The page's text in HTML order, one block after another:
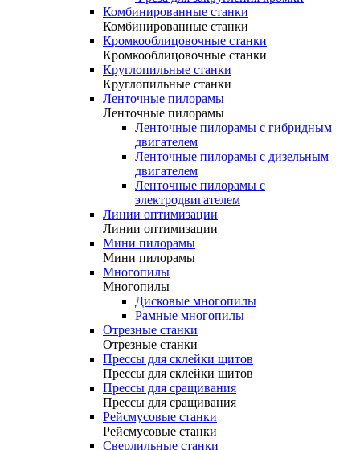
Комбинированные станки
Комбинированные станки
Кромкооблицовочные станки
Кромкооблицовочные станки
Круглопильные станки
Круглопильные станки
Ленточные пилорамы
Ленточные пилорамы
Ленточные пилорамы с гибридным
двигателем
Ленточные пилорамы с дизельным
двигателем
Ленточные пилорамы с
электродвигателем
Линии оптимизации
Линии оптимизации
Мини пилорамы
Мини пилорамы
Многопилы
Многопилы
Дисковые многопилы
Рамные многопилы
Отрезные станки
Отрезные станки
Прессы для склейки щитов
Прессы для склейки щитов
Прессы для сращивания
Прессы для сращивания
Рейсмусовые станки
Рейсмусовые станки
Сверлильные станки